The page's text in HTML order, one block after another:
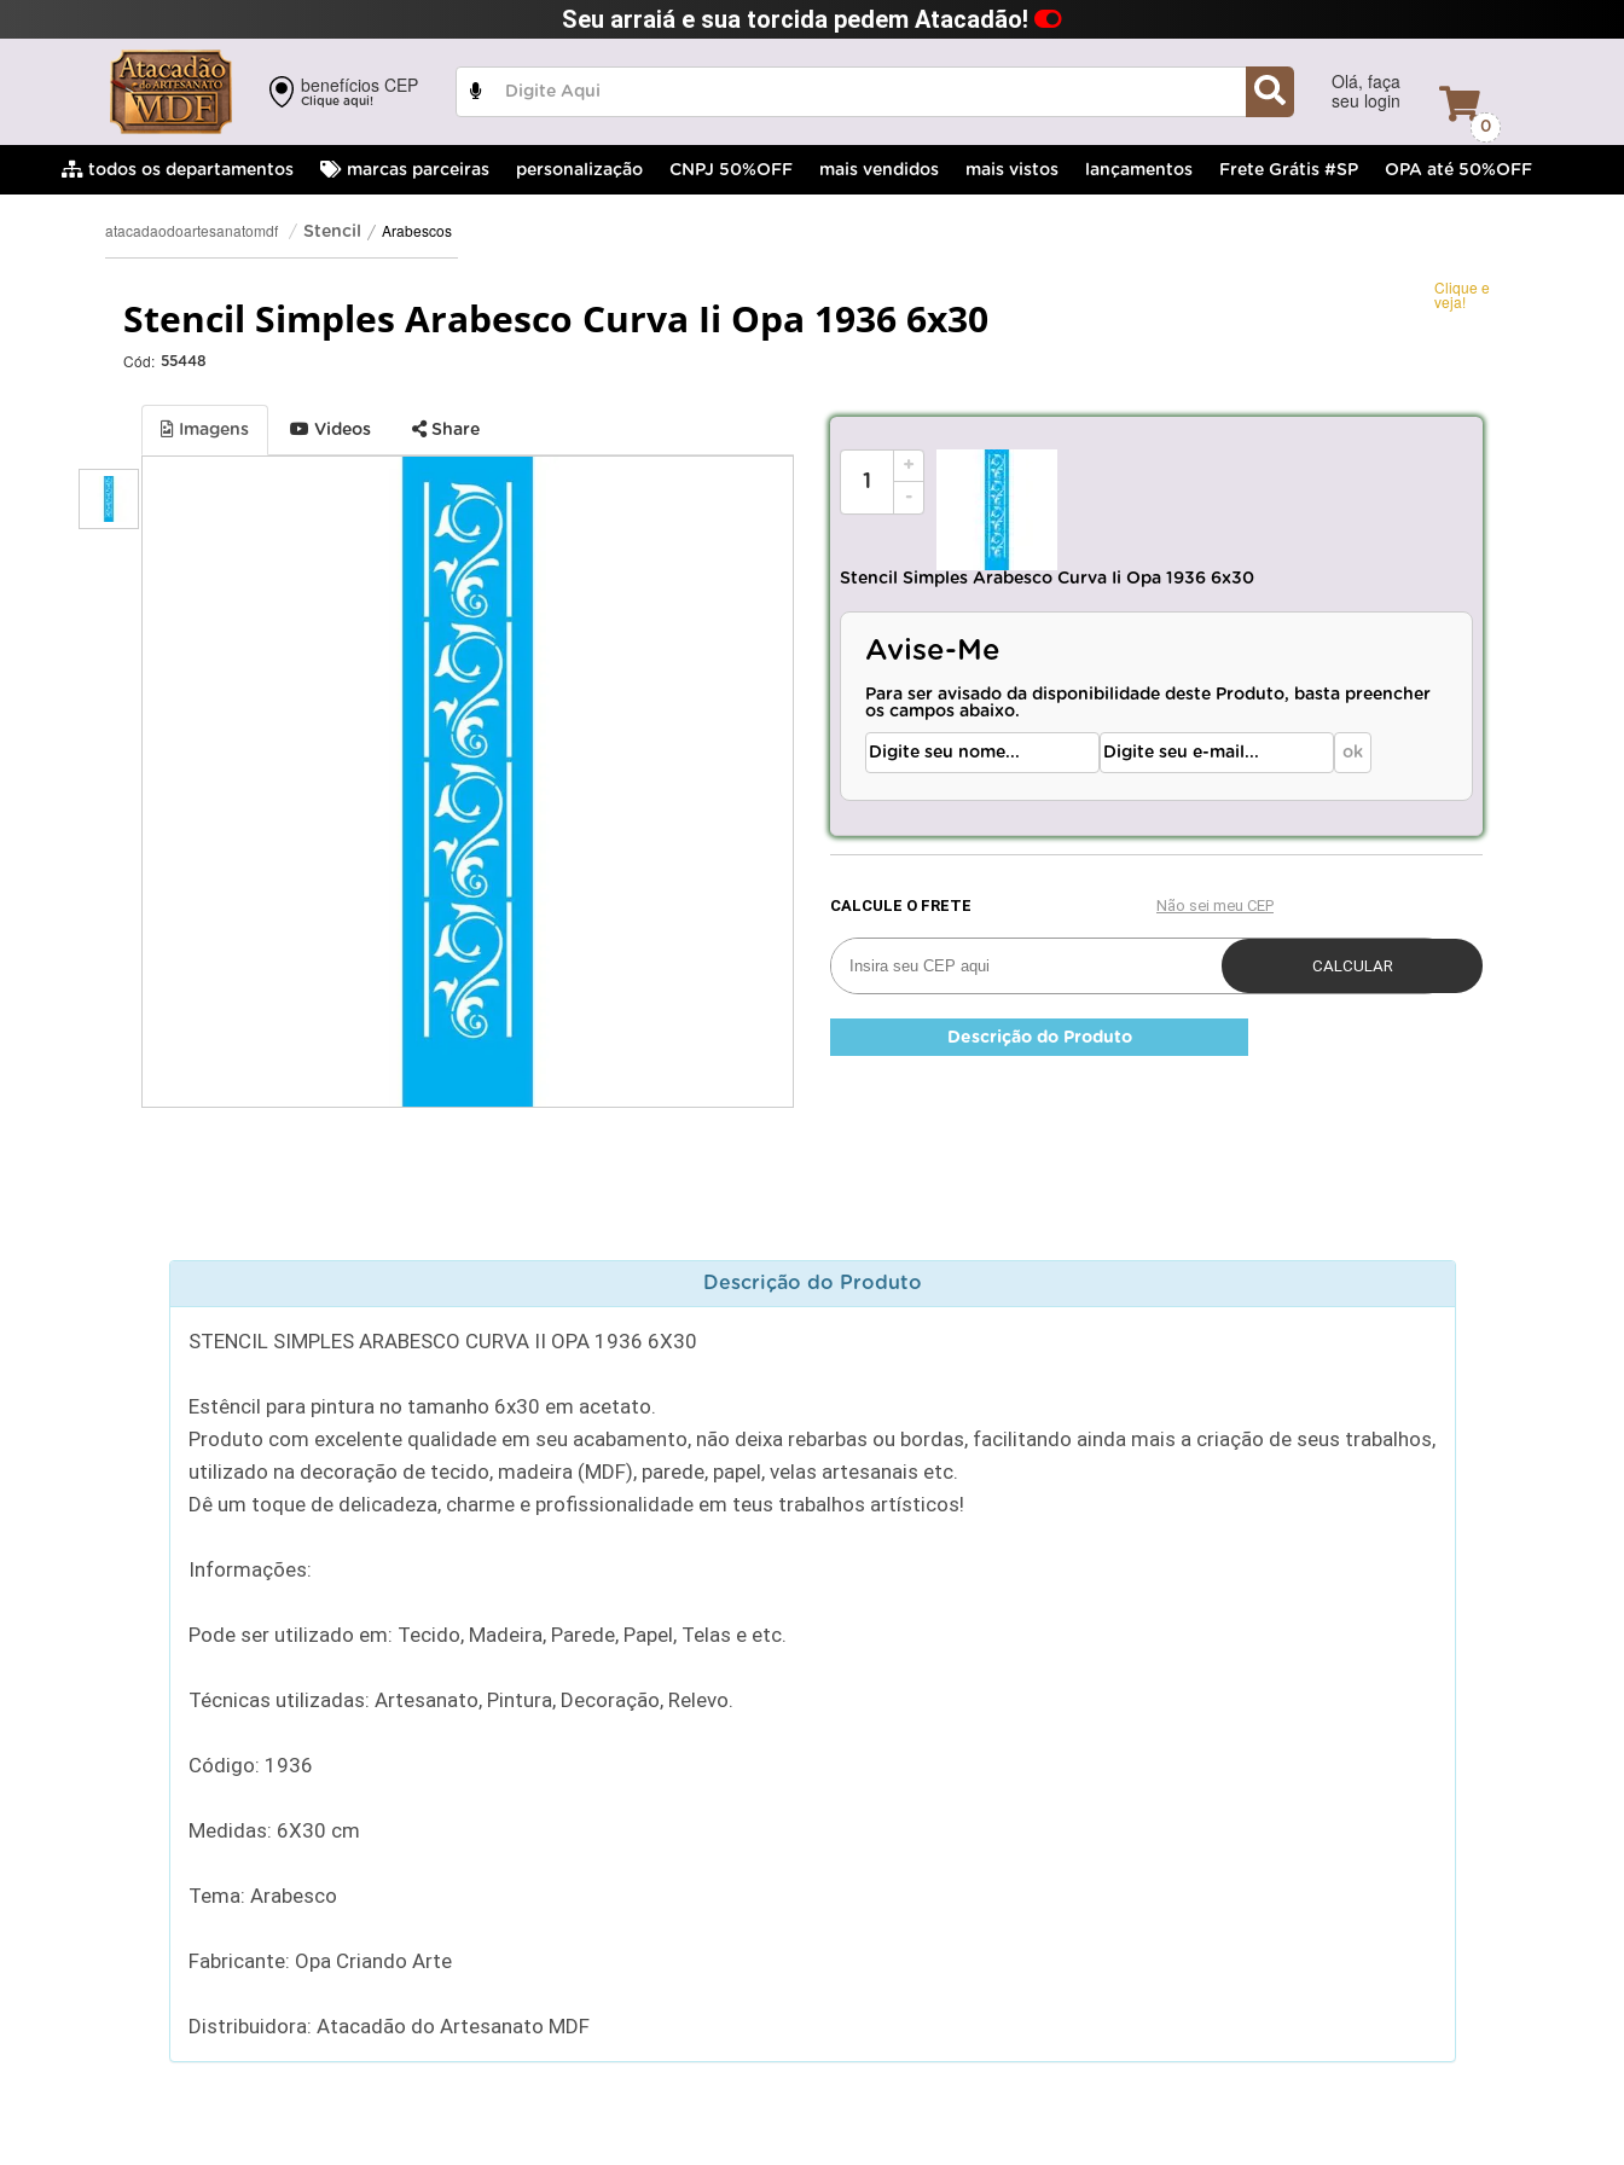
Seu arraiá e sua torcida pedem Atacadão!
benefícios CEP
Clique aqui!
Olá, faça
seu login
0
todos os departamentos marcas parceiras personalização CNPJ 50%OFF mais vendidos mais vistos lançamentos Frete Grátis #SP OPA até 50%OFF
atacadaodoartesanatomdf Stencil Arabescos
Stencil Simples Arabesco Curva Ii Opa 1936 6x30
Cód: 55448
Clique e
veja!
Imagens Videos Share
+
-
Stencil Simples Arabesco Curva Ii Opa 1936 6x30
Avise-Me
Para ser avisado da disponibilidade deste Produto, basta preencher
os campos abaixo.
Descrição do Produto
Descrição do Produto
STENCIL SIMPLES ARABESCO CURVA II OPA 1936 6X30
Estêncil para pintura no tamanho 6x30 em acetato.
Produto com excelente qualidade em seu acabamento, não deixa rebarbas ou bordas, facilitando ainda mais a criação de seus trabalhos,
utilizado na decoração de tecido, madeira (MDF), parede, papel, velas artesanais etc.
Dê um toque de delicadeza, charme e profissionalidade em teus trabalhos artísticos!
Informações:
Pode ser utilizado em: Tecido, Madeira, Parede, Papel, Telas e etc.
Técnicas utilizadas: Artesanato, Pintura, Decoração, Relevo.
Código: 1936
Medidas: 6X30 cm
Tema: Arabesco
Fabricante: Opa Criando Arte
Distribuidora: Atacadão do Artesanato MDF